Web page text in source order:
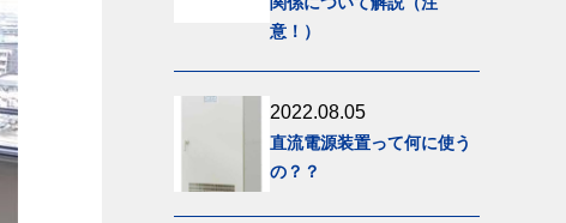
意！）
2022.08.05
直流電源装置って何に使う
の？？